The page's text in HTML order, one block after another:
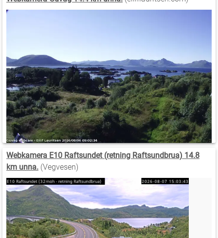
Webkamera E10 Raftsundet (retning Raftsundbrua) 14.8
km unna. (Vegvesen)